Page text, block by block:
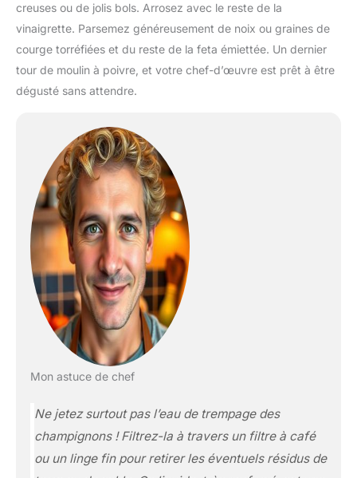
creuses ou de jolis bols. Arrosez avec le reste de la
vinaigrette. Parsemez généreusement de noix ou graines de
courge torréfiées et du reste de la feta émiettée. Un dernier
tour de moulin à poivre, et votre chef-d’œuvre est prêt à être
dégusté sans attendre.
Mon astuce de chef
Ne jetez surtout pas l’eau de trempage des
champignons ! Filtrez-la à travers un filtre à café
ou un linge fin pour retirer les éventuels résidus de